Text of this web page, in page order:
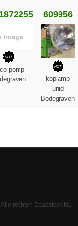
pomp
609956
koplamp
unid
Bodegraven
Alle rechten Deadstock.NL